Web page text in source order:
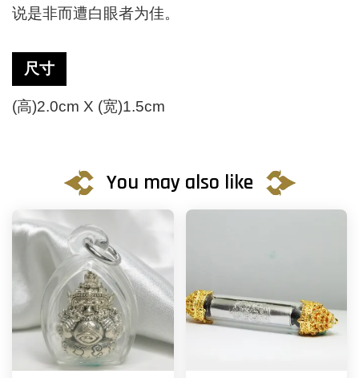
说是非而遭白眼者为佳。
尺寸
(高)2.0cm X (宽)1.5cm
You may also like